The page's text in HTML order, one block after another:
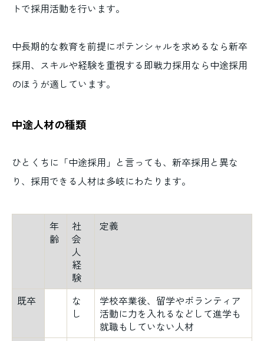
トで採用活動を行います。
中長期的な教育を前提にポテンシャルを求めるなら新卒
採用、スキルや経験を重視する即戦力採用なら中途採用
のほうが適しています。
中途人材の種類
ひとくちに「中途採用」と言っても、新卒採用と異な
り、採用できる人材は多岐にわたります。
年
齢
社
会
人
経
験
定義
既卒
な
し
学校卒業後、留学やボランティア
活動に力を入れるなどして進学も
就職もしていない人材